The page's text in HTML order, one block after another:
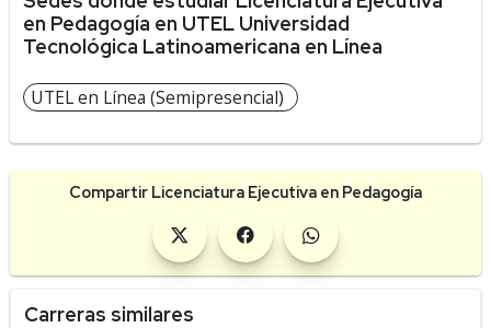
en Pedagogía en UTEL Universidad
Tecnológica Latinoamericana en Línea
UTEL en Línea (Semipresencial)
Compartir Licenciatura Ejecutiva en Pedagogía
Carreras similares